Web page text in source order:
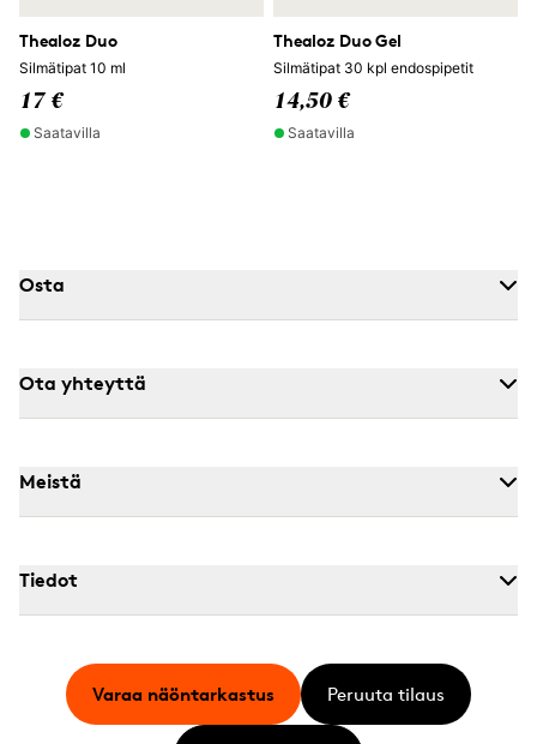
Thealoz Duo
Silmätipat 10 ml
17 €
Saatavilla
Thealoz Duo Gel
Silmätipat 30 kpl endospipetit
14,50 €
Saatavilla
Osta
Ota yhteyttä
Meistä
Tiedot
Varaa näöntarkastus Peruuta tilaus